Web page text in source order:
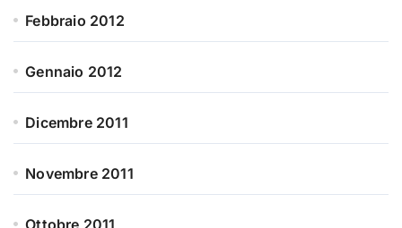
Febbraio 2012
Gennaio 2012
Dicembre 2011
Novembre 2011